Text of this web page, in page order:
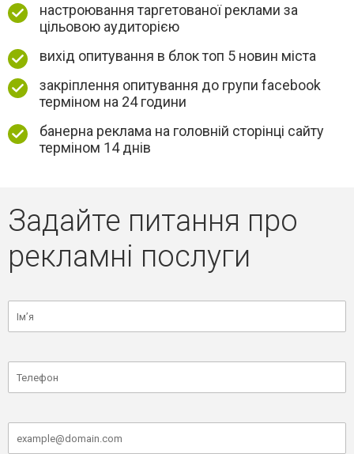
настроювання таргетованої реклами за
цільовою аудиторією
вихід опитування в блок топ 5 новин міста
закріплення опитування до групи facebook
терміном на 24 години
банерна реклама на головній сторінці сайту
терміном 14 днів
Задайте питання про
рекламні послуги